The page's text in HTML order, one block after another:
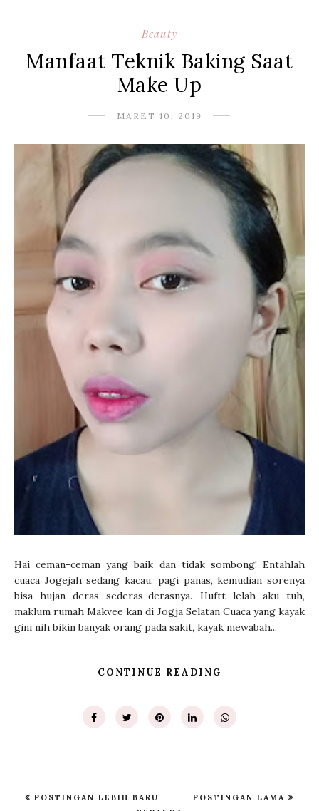
Beauty
Manfaat Teknik Baking Saat
Make Up
MARET 10, 2019
Hai ceman-ceman yang baik dan tidak sombong! Entahlah
cuaca Jogejah sedang kacau, pagi panas, kemudian sorenya
bisa hujan deras sederas-derasnya. Huftt lelah aku tuh,
maklum rumah Makvee kan di Jogja Selatan Cuaca yang kayak
gini nih bikin banyak orang pada sakit, kayak mewabah...
CONTINUE READING
POSTINGAN LEBIH BARU
POSTINGAN LAMA